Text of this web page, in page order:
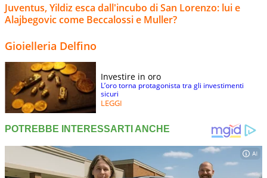
Juventus, Yildiz esca dall'incubo di San Lorenzo: lui e
Alajbegovic come Beccalossi e Muller?
Gioielleria Delfino
Investire in oro
L’oro torna protagonista tra gli investimenti
sicuri
LEGGI